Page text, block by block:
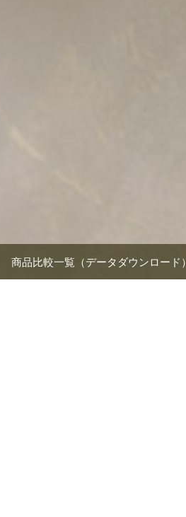
商品比較一覧（データダウンロード）